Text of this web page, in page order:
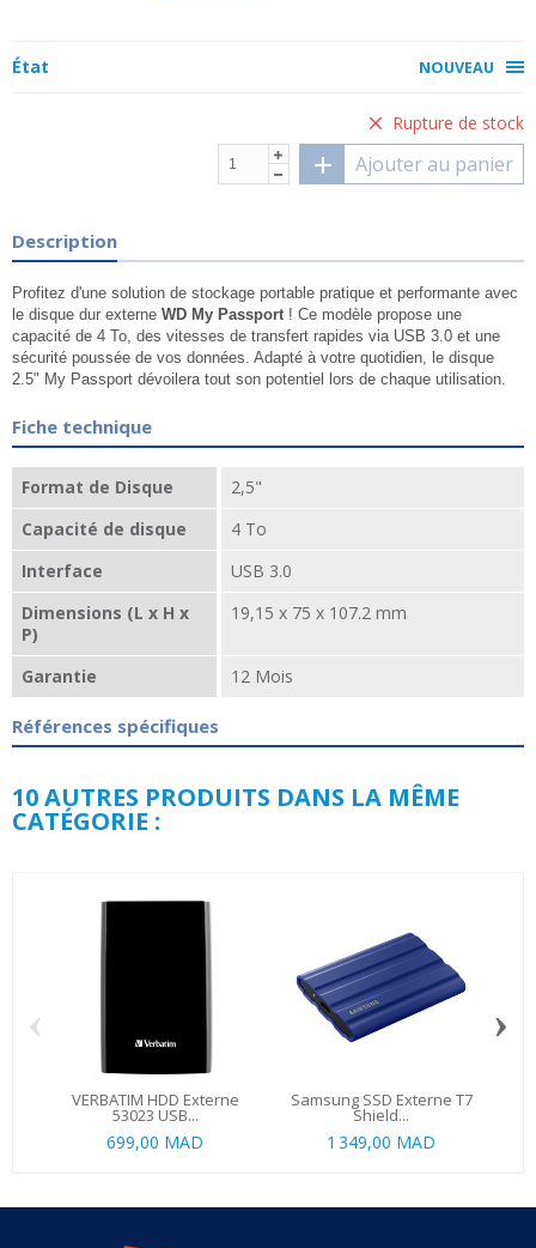
État NOUVEAU
Rupture de stock
Ajouter au panier
Description
Profitez d'une solution de stockage portable pratique et performante avec
le disque dur externe WD My Passport ! Ce modèle propose une
capacité de 4 To, des vitesses de transfert rapides via USB 3.0 et une
sécurité poussée de vos données. Adapté à votre quotidien, le disque
2.5" My Passport dévoilera tout son potentiel lors de chaque utilisation.
Fiche technique
Format de Disque
2,5"
Capacité de disque
4 To
Interface
USB 3.0
Dimensions (L x H x
P)
19,15 x 75 x 107.2 mm
Garantie 12 Mois
Références spécifiques
10 AUTRES PRODUITS DANS LA MÊME
CATÉGORIE :
VERBATIM HDD Externe
53023 USB...
699,00 MAD
Samsung SSD Externe T7
Shield...
1 349,00 MAD
‹ ›